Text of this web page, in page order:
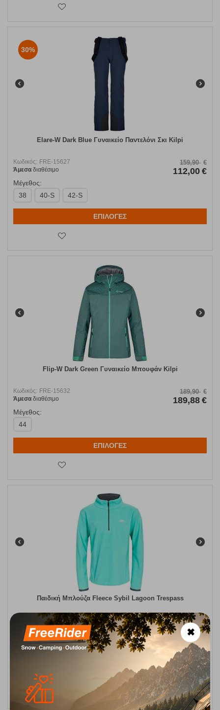
30%
Elare-W Dark Blue Γυναικείο Παντελόνι Σκι Kilpi
Κωδικός: FRE-15627
Άμεσα διαθέσιμο
159,90 €
112,00 €
Μέγεθος:
38
40-S 42-S
ΕΠΙΛΟΓΕΣ
Flip-W Dark Green Γυναικείο Μπουφάν Kilpi
Κωδικός: FRE-15632
Άμεσα διαθέσιμο
189,90 €
189,88 €
Μέγεθος:
44
ΕΠΙΛΟΓΕΣ
Παιδική Μπλούζα Fleece Sybil Lagoon Trespass
FRE-15481
Άμεσαδιαθέσιμο
12,95 €
Μέγεθος:
122-128 cm 134-140 cm
ΕΠΙΛΟΓΕΣ
✖